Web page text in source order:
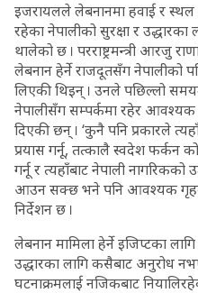
इजरायलले लेबनानमा हवाई र स्थल
रहेका नेपालीको सुरक्षा र
थालेको छ । परराष्ट्रमन्त्री आरजु
लेबनान हेर्ने राजदूतसँग नेपालीको
लिएकी थिइन् । उनले पछिल्लो
नेपालीसँग सम्पर्कमा रहेर आवश्यक
दिएकी छन् । ‘कुनै पनि प्रकारले
प्रयास गर्नू, तत्कालै स्वदेश फर्कन
गर्नू र त्यहाँबाट नेपाली नागरिकको
आउन सक्छ भने पनि आवश्यक गृहकार्य
निर्देशन छ ।
लेबनान मामिला हेर्ने इजिप्टका
उद्धारका लागि कसैबाट अनुरोध
घटनाक्रमलाई नजिकबाट